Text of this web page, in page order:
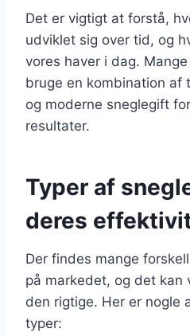
Det er vigtigt at forstå,
udviklet sig over tid, og
vores haver i dag.
bruge en kombination af
og moderne sneglegift
resultater.
Typer af
deres
Der findes mange
på markedet, og det
den rigtige. Her er nogle
typer: